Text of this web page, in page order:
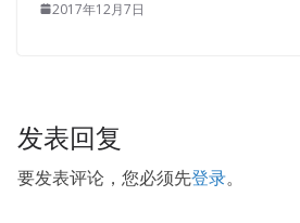
Questions Answers
70-410 Real Questions Answers side.
2017年12月7日
发表回复
要发表评论，您必须先登录。